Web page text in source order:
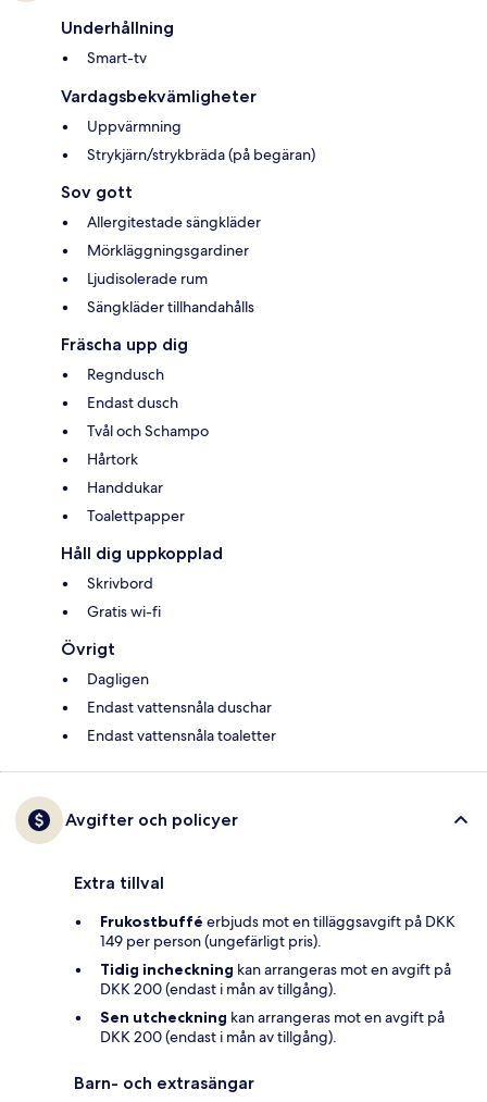
Underhållning
Smart-tv
Vardagsbekvämligheter
Uppvärmning
Strykjärn/strykbräda (på begäran)
Sov gott
Allergitestade sängkläder
Mörkläggningsgardiner
Ljudisolerade rum
Sängkläder tillhandahålls
Fräscha upp dig
Regndusch
Endast dusch
Tvål och Schampo
Hårtork
Handdukar
Toalettpapper
Håll dig uppkopplad
Skrivbord
Gratis wi-fi
Övrigt
Dagligen
Endast vattensnåla duschar
Endast vattensnåla toaletter
Avgifter och policyer
Extra tillval
Frukostbuffé erbjuds mot en tilläggsavgift på DKK
149 per person (ungefärligt pris).
Tidig incheckning kan arrangeras mot en avgift på
DKK 200 (endast i mån av tillgång).
Sen utcheckning kan arrangeras mot en avgift på
DKK 200 (endast i mån av tillgång).
Barn- och extrasängar